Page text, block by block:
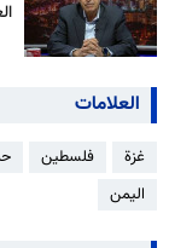
العلامات
غزة فلسطين
اليمن